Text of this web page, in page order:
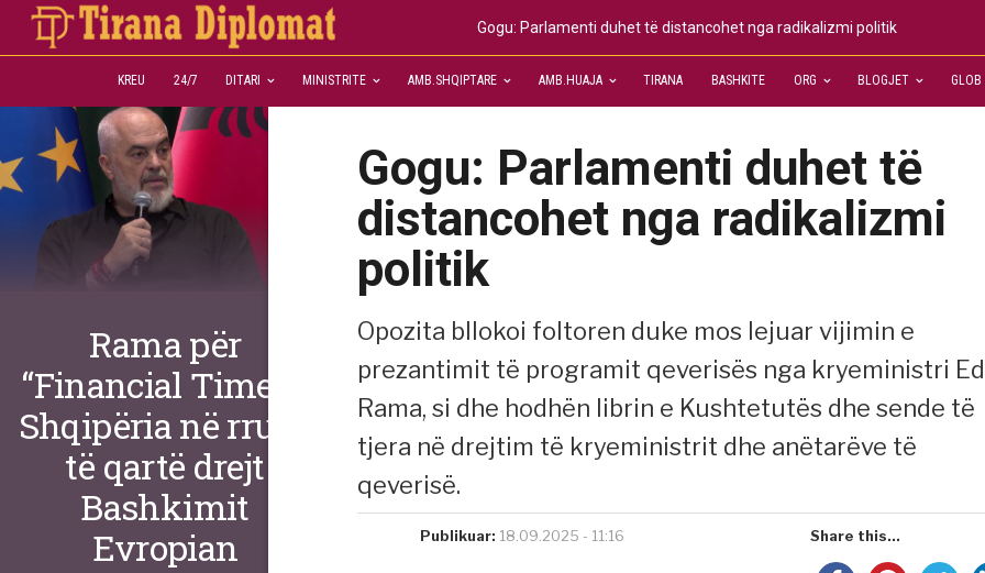
Gogu: Parlamenti duhet të distancohet nga radikalizmi politik
KREU 24/7 DITARI MINISTRITE AMB.SHQIPTARE AMB.HUAJA TIRANA BASHKITE ORG BLOGJET GLOB
Gogu: Parlamenti duhet të
distancohet nga radikalizmi
politik
Opozita bllokoi foltoren duke mos lejuar vijimin e
prezantimit të programit qeverisës nga kryeministri
Rama, si dhe hodhën librin e Kushtetutës dhe sende të
tjera në drejtim të kryeministrit dhe anëtarëve të
qeverisë.
Publikuar: 18.09.2025 - 11:16 Share this...
Rama për
“Financial Times”:
Shqipëria në rrugë
të qartë drejt
Bashkimit
Evropian